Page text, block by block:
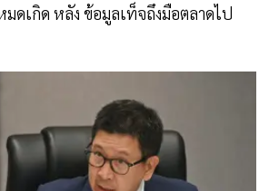
ดเกิด หลัง ข้อมูลเท็จถึงมือตลาดไป